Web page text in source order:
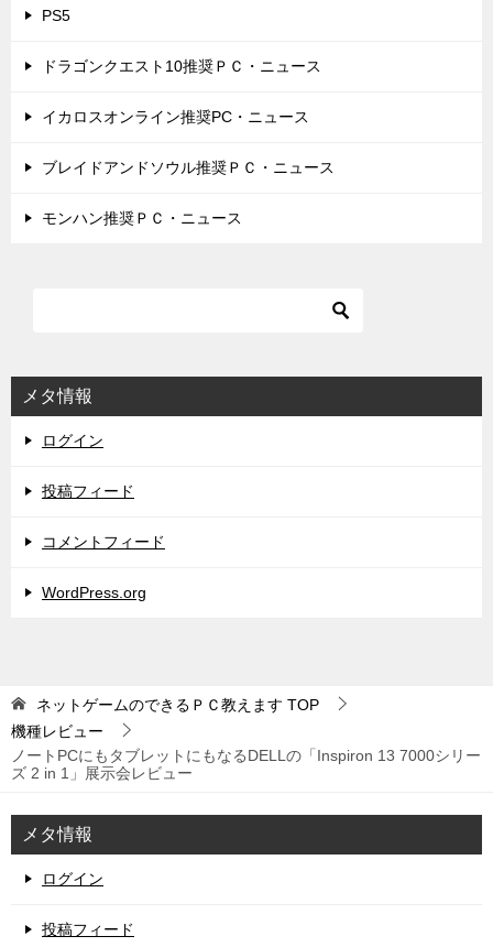
PS5
ドラゴンクエスト10推奨ＰＣ・ニュース
イカロスオンライン推奨PC・ニュース
ブレイドアンドソウル推奨ＰＣ・ニュース
モンハン推奨ＰＣ・ニュース
メタ情報
ログイン
投稿フィード
コメントフィード
WordPress.org
ネットゲームのできるＰＣ教えます TOP
機種レビュー
ノートPCにもタブレットにもなるDELLの「Inspiron 13 7000シリー
ズ 2 in 1」展示会レビュー
メタ情報
ログイン
投稿フィード